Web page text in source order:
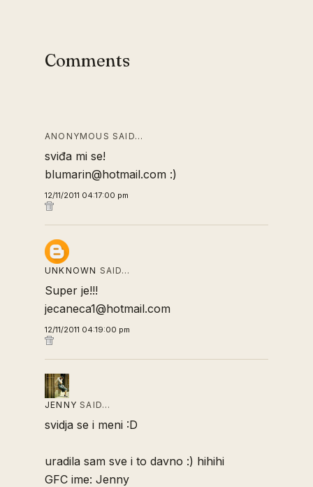
Comments
ANONYMOUS SAID…
sviđa mi se!
blumarin@hotmail.com :)
12/11/2011 04:17:00 pm
UNKNOWN SAID…
Super je!!!
jecaneca1@hotmail.com
12/11/2011 04:19:00 pm
JENNY SAID…
svidja se i meni :D
uradila sam sve i to davno :) hihihi
GFC ime: Jenny